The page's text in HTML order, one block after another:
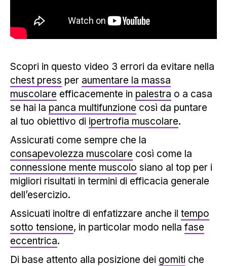
Scopri in questo video 3 errori da evitare nella
chest press per aumentare la massa
muscolare efficacemente in palestra o a casa
se hai la panca multifunzione così da puntare
al tuo obiettivo di ipertrofia muscolare.
Assicurati come sempre che la
consapevolezza muscolare così come la
connessione mente muscolo siano al top per i
migliori risultati in termini di efficacia generale
dell’esercizio.
Assicuati inoltre di enfatizzare anche il tempo
sotto tensione, in particolar modo nella fase
eccentrica.
Di base attento alla posizione dei gomiti che